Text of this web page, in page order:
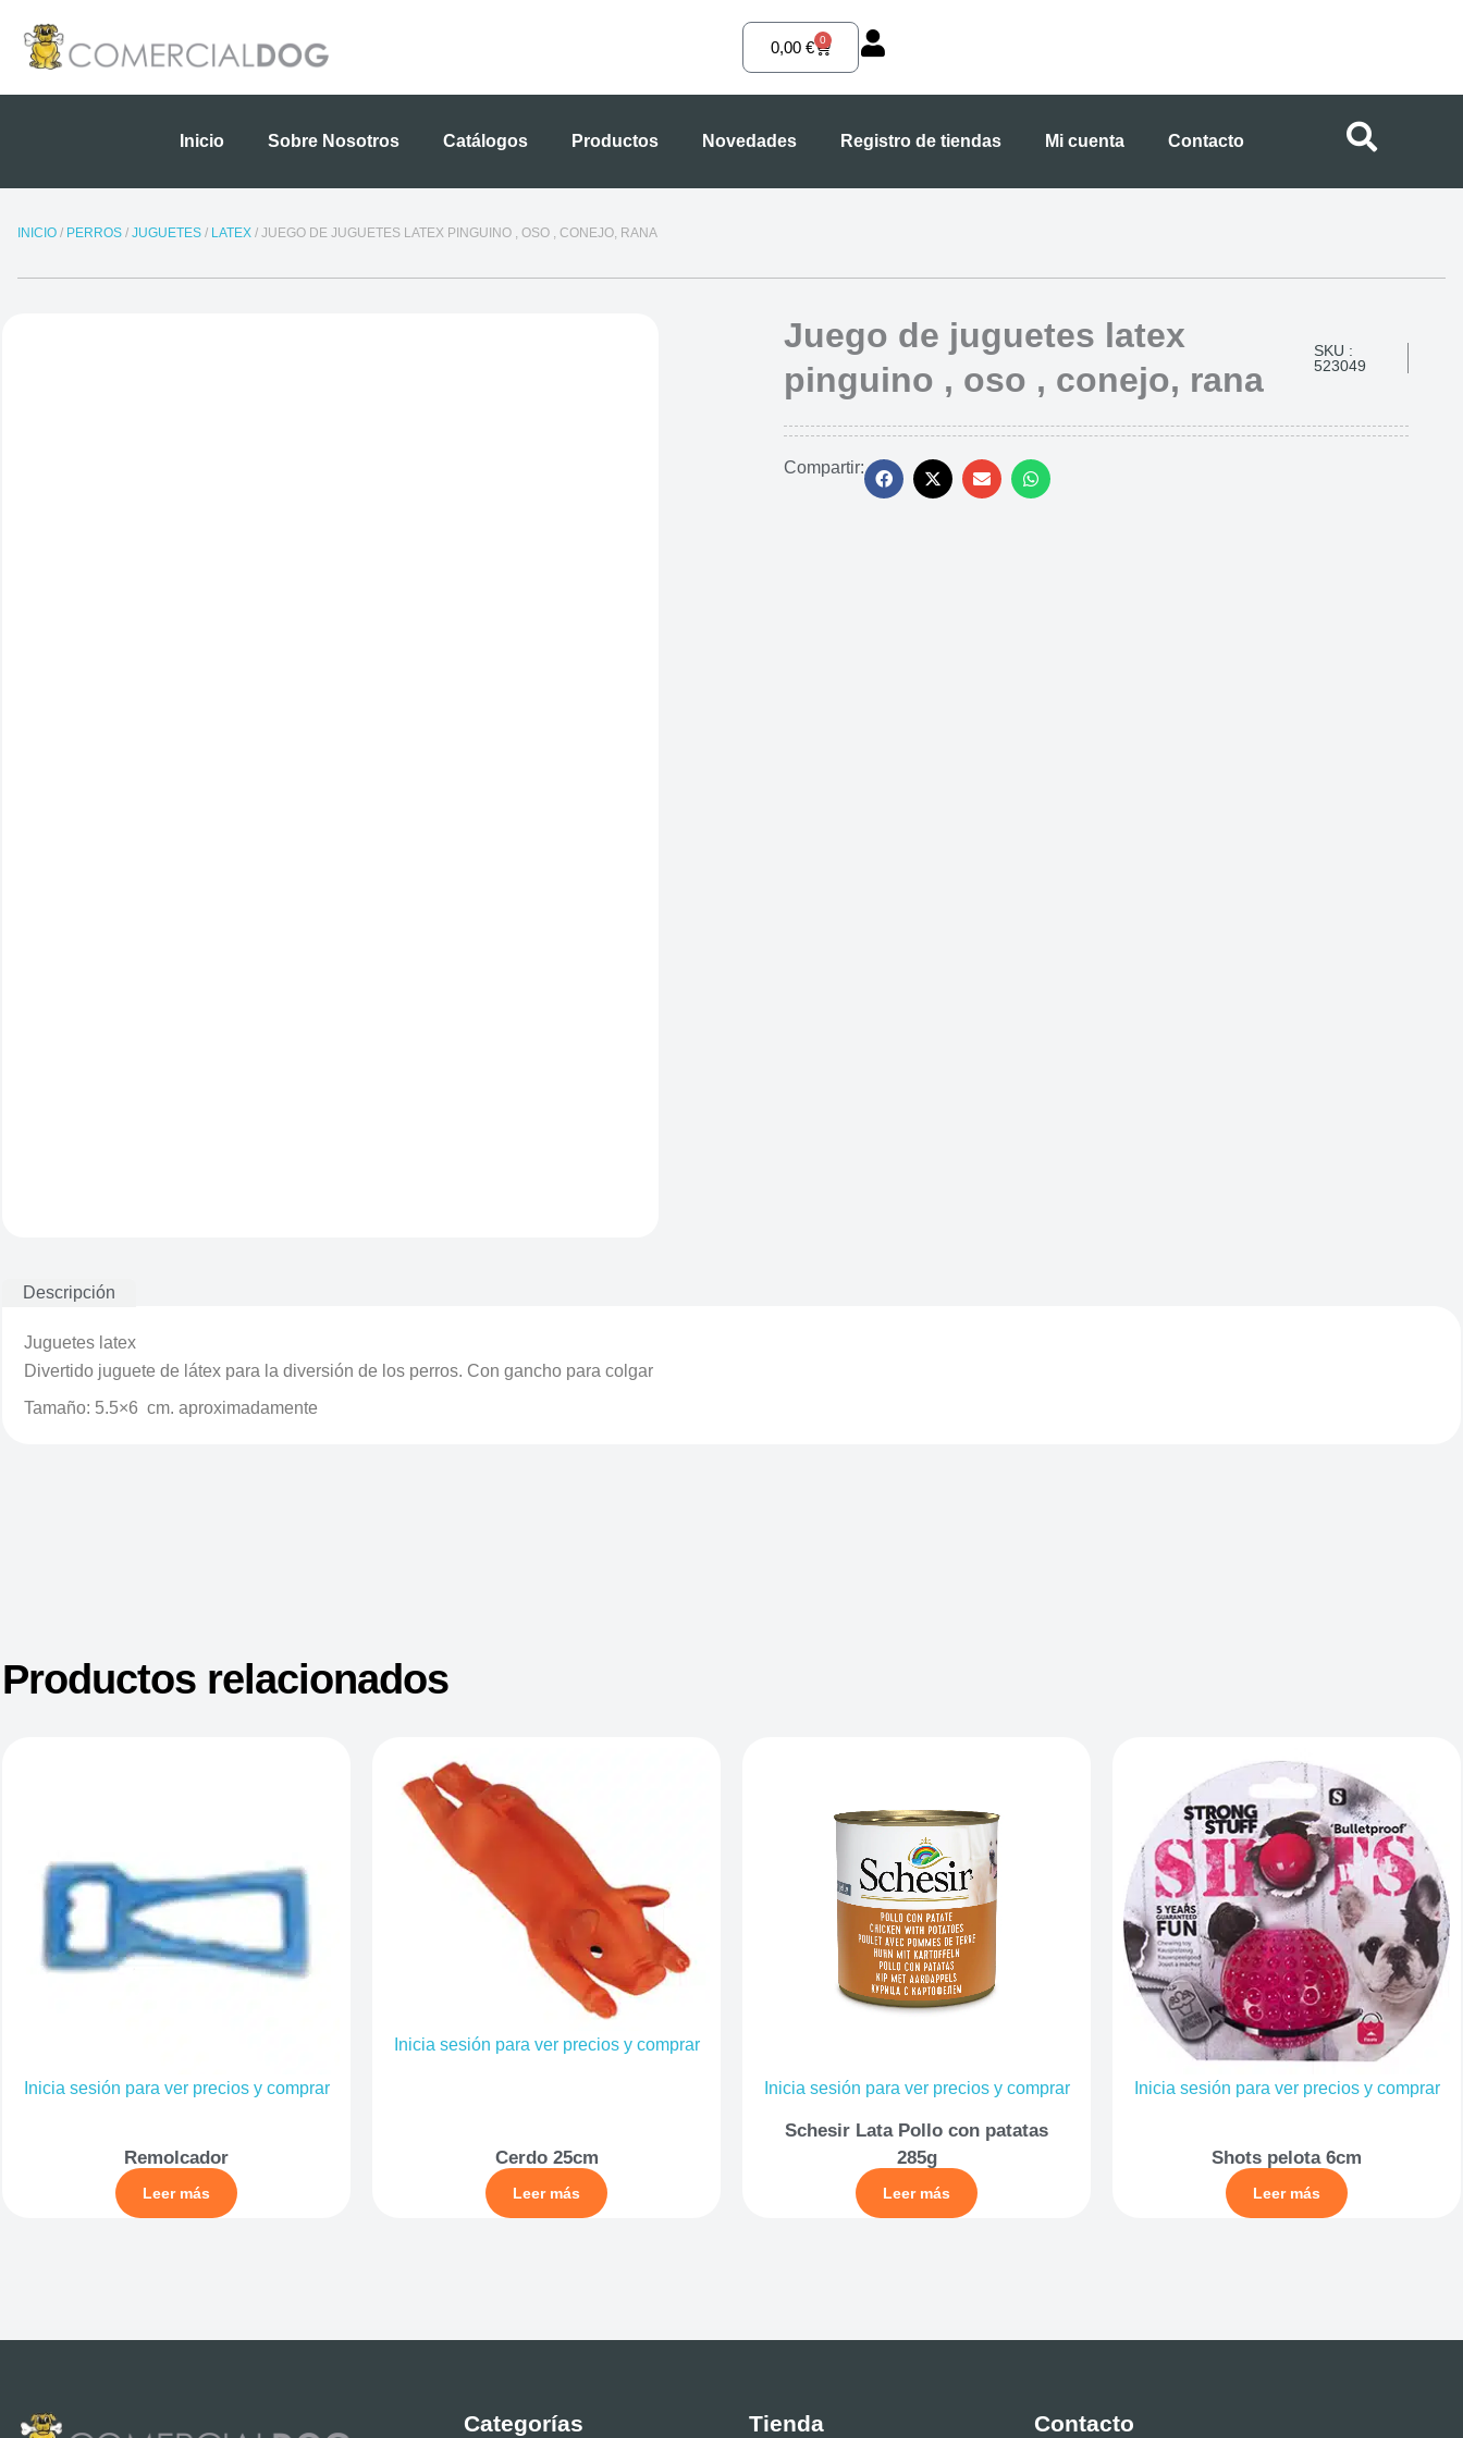
contenido
0,00 € 0
Carrito
Inicio Sobre Nosotros Catálogos Productos Novedades Registro de tiendas Mi cuenta Contacto
INICIO / PERROS / JUGUETES / LATEX / JUEGO DE JUGUETES LATEX PINGUINO , OSO , CONEJO, RANA
Juego de juguetes latex
pinguino , oso , conejo, rana
SKU :
523049
Compartir:
Descripción
Juguetes latex
Divertido juguete de látex para la diversión de los perros. Con gancho para colgar
Tamaño: 5.5×6 cm. aproximadamente
Productos relacionados
Inicia sesión para ver precios y comprar
Remolcador
Leer más
Inicia sesión para ver precios y comprar
Cerdo 25cm
Leer más
Inicia sesión para ver precios y comprar
Schesir Lata Pollo con patatas
285g
Leer más
Inicia sesión para ver precios y comprar
Shots pelota 6cm
Leer más
Categorías Tienda Contacto